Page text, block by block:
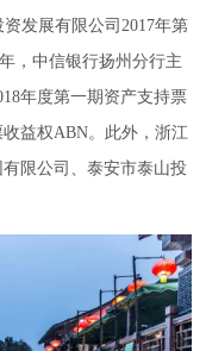
发展有限公司2017年第
，中信银行扬州分行主
年度第一期资产支持票
益权ABN。此外，浙江
限公司、泰安市泰山投